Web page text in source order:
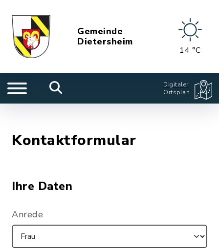
Gemeinde
Dietersheim
14 °C
Digitaler
Ortsplan
Kontaktformular
Ihre Daten
Anrede